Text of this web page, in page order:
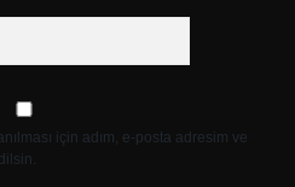
için adım, e-posta adresim ve